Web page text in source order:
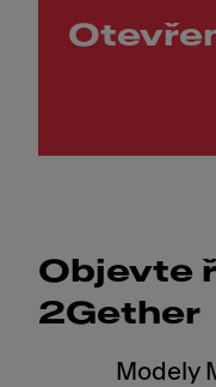
Objevte
2Gether
Modely